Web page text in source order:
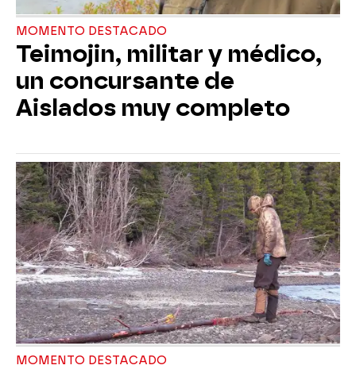
MOMENTO DESTACADO
Teimojin, militar y médico,
un concursante de
Aislados muy completo
MOMENTO DESTACADO